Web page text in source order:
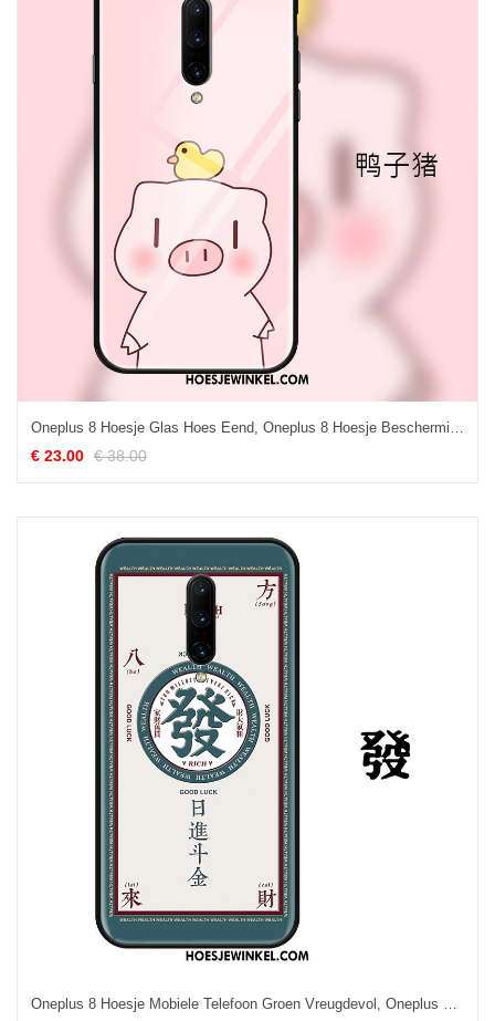
Oneplus 8 Hoesje Glas Hoes Eend, Oneplus 8 Hoesje Bescherming Roze
€ 23.00 € 38.00
Oneplus 8 Hoesje Mobiele Telefoon Groen Vreugdevol, Oneplus 8 Hoesje Hoes Goud